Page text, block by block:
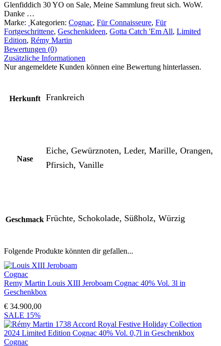
Glenfiddich 30 YO on Sale, Meine Sammlung freut sich. WoW.
Danke …
Marke: Kategorien: Cognac, Für Connaisseure, Für
Fortgeschrittene, Geschenkideen, Gotta Catch 'Em All, Limited
Edition, Rémy Martin
Bewertungen (0)
Zusätzliche Informationen
Nur angemeldete Kunden können eine Bewertung hinterlassen.
Herkunft Frankreich
Nase
Eiche, Gewürznoten, Leder, Marille, Orangen,
Pfirsich, Vanille
Geschmack Früchte, Schokolade, Süßholz, Würzig
Folgende Produkte könnten dir gefallen...
Cognac
Remy Martin Louis XIII Jeroboam Cognac 40% Vol. 3l in
Geschenkbox
€ 34.900,00
SALE 15%
Cognac